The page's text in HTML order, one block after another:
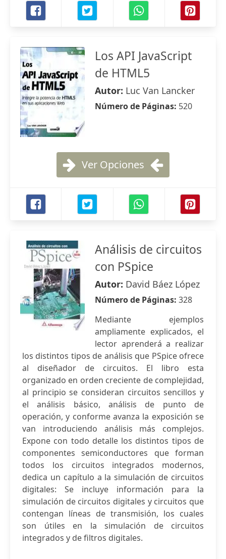
Los API JavaScript
de HTML5
Autor: Luc Van Lancker
Número de Páginas: 520
Ver Opciones
Análisis de circuitos
con PSpice
Autor: David Báez López
Número de Páginas: 328
Mediante ejemplos
ampliamente explicados, el
lector aprenderá a realizar
los distintos tipos de análisis que PSpice ofrece
al diseñador de circuitos. El libro esta
organizado en orden creciente de complejidad,
al principio se consideran circuitos sencillos y
el análisis básico, análisis de punto de
operación, y conforme avanza la exposición se
van introduciendo análisis más complejos.
Expone con todo detalle los distintos tipos de
componentes semiconductores que forman
todos los circuitos integrados modernos,
dedica un capítulo a la simulación de circuitos
digitales: Se incluye información para la
simulación de circuitos digitales y circuitos que
contengan líneas de transmisión, los cuales
son útiles en la simulación de circuitos
integrados y de filtros digitales.